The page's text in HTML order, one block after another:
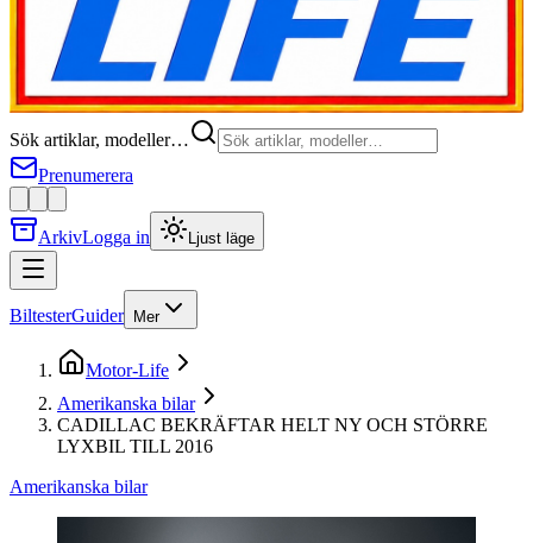
Sök artiklar, modeller…
Prenumerera
ArkivLogga in Ljust läge
BiltesterGuider Mer
Motor-Life
Amerikanska bilar
CADILLAC BEKRÄFTAR HELT NY OCH STÖRRE
LYXBIL TILL 2016
Amerikanska bilar